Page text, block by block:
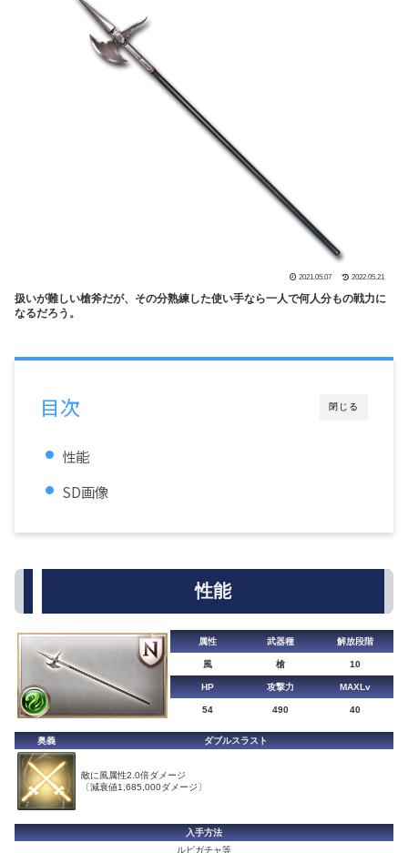
2021.05.07 2022.05.21
扱いが難しい槍斧だが、その分熟練した使い手なら一人で何人分もの戦力に
なるだろう。
閉じる
目次
性能
SD画像
性能
属性 武器種 解放段階
風 槍 10
HP 攻撃力 MAXLv
54 490 40
奥義 ダブルスラスト
敵に風属性2.0倍ダメージ
〔減衰値1,685,000ダメージ〕
入手方法
ルピガチャ等